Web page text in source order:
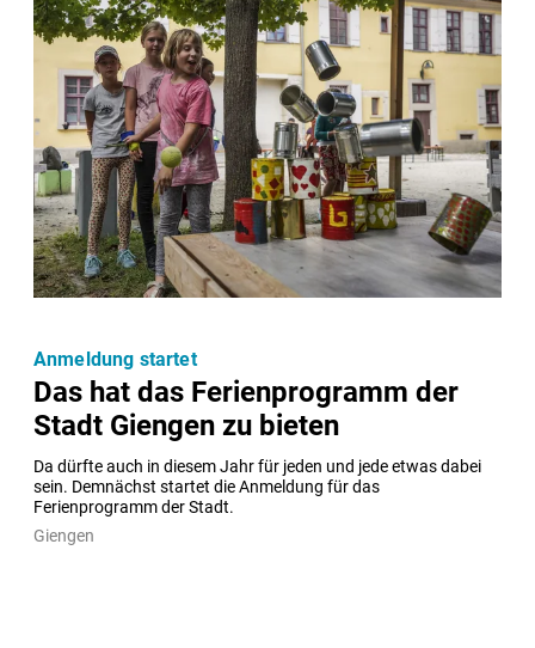
Das hat das Ferienprogramm der
Stadt Giengen zu bieten
Da dürfte auch in diesem Jahr für jeden und jede etwas dabei
sein. Demnächst startet die Anmeldung für das
Ferienprogramm der Stadt.
Anmeldung startet
Giengen